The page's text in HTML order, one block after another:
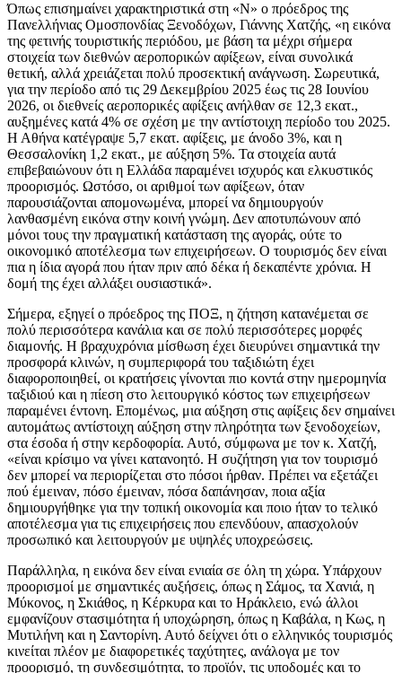
Όπως επισημαίνει χαρακτηριστικά στη «Ν» ο πρόεδρος της
Πανελλήνιας Ομοσπονδίας Ξενοδόχων, Γιάννης Χατζής, «η εικόνα
της φετινής τουριστικής περιόδου, με βάση τα μέχρι σήμερα
στοιχεία των διεθνών αεροπορικών αφίξεων, είναι συνολικά
θετική, αλλά χρειάζεται πολύ προσεκτική ανάγνωση. Σωρευτικά,
για την περίοδο από τις 29 Δεκεμβρίου 2025 έως τις 28 Ιουνίου
2026, οι διεθνείς αεροπορικές αφίξεις ανήλθαν σε 12,3 εκατ.,
αυξημένες κατά 4% σε σχέση με την αντίστοιχη περίοδο του 2025.
Η Αθήνα κατέγραψε 5,7 εκατ. αφίξεις, με άνοδο 3%, και η
Θεσσαλονίκη 1,2 εκατ., με αύξηση 5%. Τα στοιχεία αυτά
επιβεβαιώνουν ότι η Ελλάδα παραμένει ισχυρός και ελκυστικός
προορισμός. Ωστόσο, οι αριθμοί των αφίξεων, όταν
παρουσιάζονται απομονωμένα, μπορεί να δημιουργούν
λανθασμένη εικόνα στην κοινή γνώμη. Δεν αποτυπώνουν από
μόνοι τους την πραγματική κατάσταση της αγοράς, ούτε το
οικονομικό αποτέλεσμα των επιχειρήσεων. Ο τουρισμός δεν είναι
πια η ίδια αγορά που ήταν πριν από δέκα ή δεκαπέντε χρόνια. Η
δομή της έχει αλλάξει ουσιαστικά».
Σήμερα, εξηγεί ο πρόεδρος της ΠΟΞ, η ζήτηση κατανέμεται σε
πολύ περισσότερα κανάλια και σε πολύ περισσότερες μορφές
διαμονής. Η βραχυχρόνια μίσθωση έχει διευρύνει σημαντικά την
προσφορά κλινών, η συμπεριφορά του ταξιδιώτη έχει
διαφοροποιηθεί, οι κρατήσεις γίνονται πιο κοντά στην ημερομηνία
ταξιδιού και η πίεση στο λειτουργικό κόστος των επιχειρήσεων
παραμένει έντονη. Επομένως, μια αύξηση στις αφίξεις δεν σημαίνει
αυτομάτως αντίστοιχη αύξηση στην πληρότητα των ξενοδοχείων,
στα έσοδα ή στην κερδοφορία. Αυτό, σύμφωνα με τον κ. Χατζή,
«είναι κρίσιμο να γίνει κατανοητό. Η συζήτηση για τον τουρισμό
δεν μπορεί να περιορίζεται στο πόσοι ήρθαν. Πρέπει να εξετάζει
πού έμειναν, πόσο έμειναν, πόσα δαπάνησαν, ποια αξία
δημιουργήθηκε για την τοπική οικονομία και ποιο ήταν το τελικό
αποτέλεσμα για τις επιχειρήσεις που επενδύουν, απασχολούν
προσωπικό και λειτουργούν με υψηλές υποχρεώσεις.
Παράλληλα, η εικόνα δεν είναι ενιαία σε όλη τη χώρα. Υπάρχουν
προορισμοί με σημαντικές αυξήσεις, όπως η Σάμος, τα Χανιά, η
Μύκονος, η Σκιάθος, η Κέρκυρα και το Ηράκλειο, ενώ άλλοι
εμφανίζουν στασιμότητα ή υποχώρηση, όπως η Καβάλα, η Κως, η
Μυτιλήνη και η Σαντορίνη. Αυτό δείχνει ότι ο ελληνικός τουρισμός
κινείται πλέον με διαφορετικές ταχύτητες, ανάλογα με τον
προορισμό, τη συνδεσιμότητα, το προϊόν, τις υποδομές και το